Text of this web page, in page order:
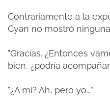
Contrariamente a la
Cyan no mostró
"Gracias. ¿Entonces
bien, ¿podría
"¿A mí? Ah, pero yo…”